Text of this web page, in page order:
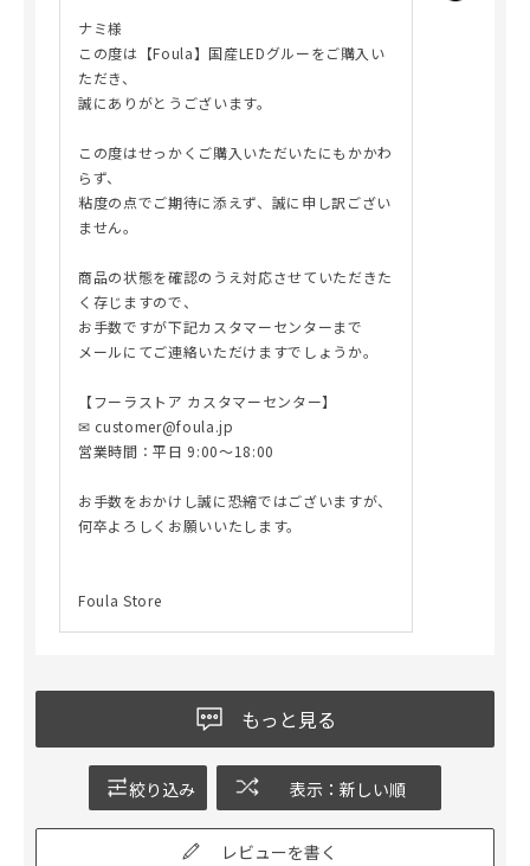
ナミ様
この度は【Foula】国産LEDグルーをご購入い
ただき、
誠にありがとうございます。
この度はせっかくご購入いただいたにもかかわ
らず、
粘度の点でご期待に添えず、誠に申し訳ござい
ません。
商品の状態を確認のうえ対応させていただきた
く存じますので、
お手数ですが下記カスタマーセンターまで
メールにてご連絡いただけますでしょうか。
【フーラストア カスタマーセンター】
✉ customer@foula.jp
営業時間：平日 9:00～18:00
お手数をおかけし誠に恐縮ではございますが、
何卒よろしくお願いいたします。
Foula Store
もっと見る
絞り込み 表示：新しい順
レビューを書く